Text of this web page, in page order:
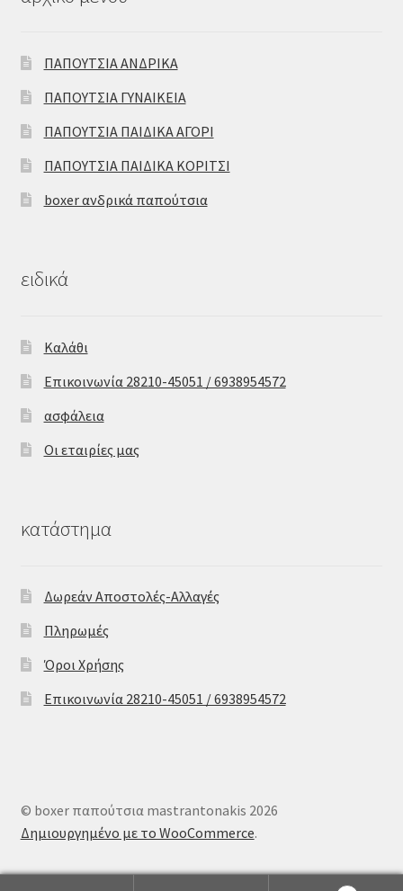
ΠΑΠΟΥΤΣΙΑ ΑΝΔΡΙΚΑ
ΠΑΠΟΥΤΣΙΑ ΓΥΝΑΙΚΕΙΑ
ΠΑΠΟΥΤΣΙΑ ΠΑΙΔΙΚΑ ΑΓΟΡΙ
ΠΑΠΟΥΤΣΙΑ ΠΑΙΔΙΚΑ ΚΟΡΙΤΣΙ
boxer ανδρικά παπούτσια
ειδικά
Καλάθι
Επικοινωνία 28210-45051 / 6938954572
ασφάλεια
Οι εταιρίες μας
κατάστημα
Δωρεάν Αποστολές-Αλλαγές
Πληρωμές
Όροι Χρήσης
Επικοινωνία 28210-45051 / 6938954572
© boxer παπούτσια mastrantonakis 2026
Δημιουργημένο με το WooCommerce.